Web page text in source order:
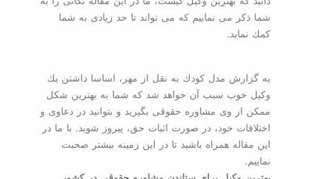
شما ذكر می نماییم كه می تواند تا حد زیادی به شما
كمك نماید.
به گزارش مدل كودك به نقل از مهر، اساسا داشتن یك
وكیل خوب سبب آن خواهد شد كه شما به بهترین شكل
ممكن از وی مشاوره حقوقی بگیرید و بتوانید در دعاوی و
اختلافات خود، در صورت اثبات حق، پیروز شوید. با ما در
این مقاله همراه باشید تا در این زمینه بیشتر صحبت